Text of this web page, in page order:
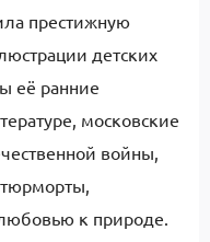
престижную
детских
её ранние
московские
войны,
к природе.